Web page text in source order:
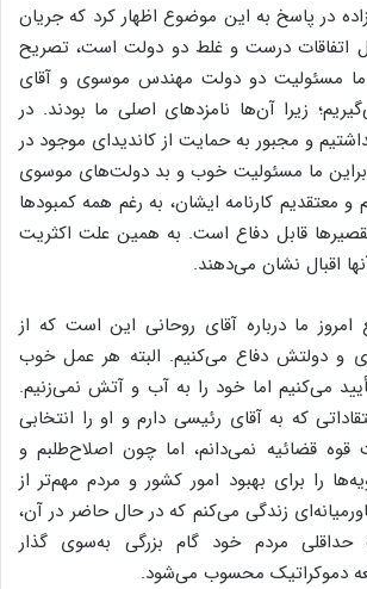
در پاسخ به این موضوع اظهار کرد که جریان
اتفاقات درست و غلط دو دولت است، تصریح
ما مسئولیت دو دولت مهندس موسوی و آقای
زیرا آن‌ها نامزدهای اصلی ما بودند. در
و مجبور به حمایت از کاندیدای موجود در
ما مسئولیت خوب و بد دولت‌های موسوی
معتقدیم کارنامه ایشان، به رغم همه کمبودها
قابل دفاع است. به همین علت اکثریت
اقبال نشان می‌دهند.
ما درباره آقای روحانی این است که از
و دولتش دفاع می‌کنیم. البته هر عمل خوب
می‌کنیم اما خود را به آب و آتش نمی‌زنیم.
که به آقای رئیسی دارم و او را انتخابی
قوه قضائیه نمی‌دانم، اما چون اصلاح‌طلبم و
را برای بهبود امور کشور و مردم مهم‌تر از
زندگی می‌کنم که در حال حاضر در آن،
حداقلی مردم خود گام بزرگی به‌سوی گذار
دموکراتیک محسوب می‌شود.